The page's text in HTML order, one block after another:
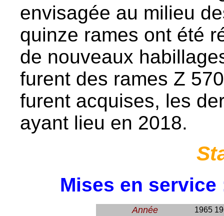
envisagée au milieu
quinze rames ont été
de nouveaux
furent des rames Z
furent acquises, les
ayant lieu en 2018.
Mises en service
Année 1965